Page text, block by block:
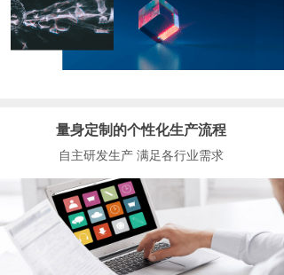
自主研发生产 满足各行业需求
量身定制的个性化生产流程